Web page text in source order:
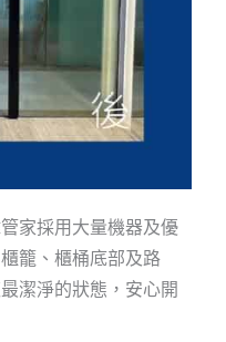
家採用大量機器及優
籠、櫃桶底部及路
潔淨的狀態，安心開